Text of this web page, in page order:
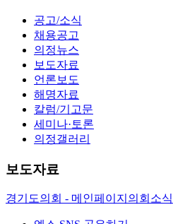
공고/소식
채용공고
의정뉴스
보도자료
언론보도
해명자료
칼럼/기고문
세미나·토론
의정갤러리
보도자료
경기도의회 - 메인페이지 의회소식